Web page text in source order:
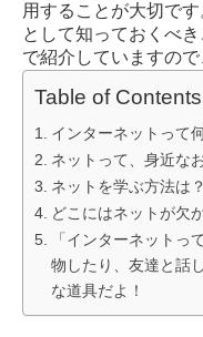
用することが大切で
として知っておくべ
で紹介していますの
Table of Contents
インターネットって
ネットって、身近な
ネットを学ぶ方法は？
どこにはネットが欠
「インターネットっ
物したり、友達と話
な道具だよ！